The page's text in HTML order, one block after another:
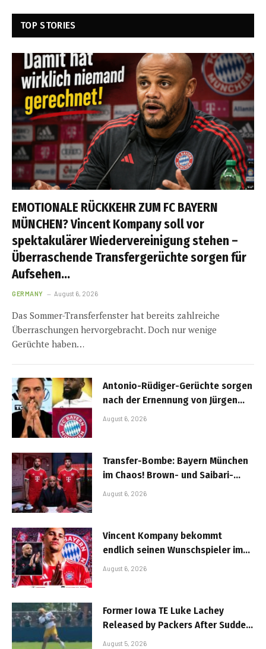
TOP STORIES
EMOTIONALE RÜCKKEHR ZUM FC BAYERN
MÜNCHEN? Vincent Kompany soll vor
spektakulärer Wiedervereinigung stehen –
Überraschende Transfergerüchte sorgen für
Aufsehen…
GERMANY August 6, 2026
Das Sommer-Transferfenster hat bereits zahlreiche
Überraschungen hervorgebracht. Doch nur wenige
Gerüchte haben…
Antonio-Rüdiger-Gerüchte sorgen
nach der Ernennung von Jürgen
Klopp zum Bundestrainer für
August 6, 2026
Transfer-Bombe: Bayern München
im Chaos! Brown- und Saibari-
Transfers platzen plötzlich –
laufen…
August 6, 2026
Vincent Kompany bekommt
endlich seinen Wunschspieler im
Mittelfeld: FC Bayern München
August 6, 2026
Former Iowa TE Luke Lachey
Released by Packers After Sudden
Injury Setback
August 5, 2026